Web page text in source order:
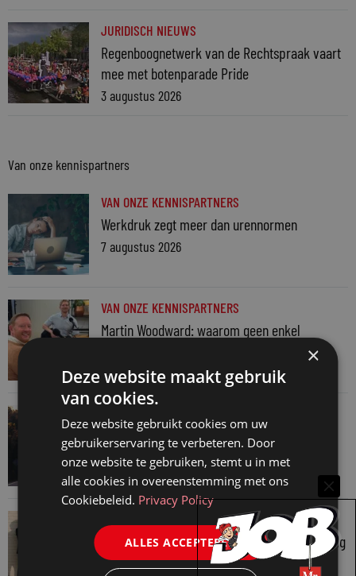
JURIDISCH NIEUWS
Regenboognetwerk van de Rechtspraak vaart
mee met botenparade Pride
3 augustus 2026
Van onze kennispartners
VAN ONZE KENNISPARTNERS
Werkdruk zegt meer dan urennormen
7 augustus 2026
VAN ONZE KENNISPARTNERS
Martin Woodward: waarom geen enkel
advocatenkantoor hetzelfde kan blijven
4 augustus 2026
Waarom standaard carrièrepaden talent
kosten
31 juli 2026
VAN ONZE KENNISPARTNERS
Je hebt maar 1% van je jaarlijkse omzet nodig
30 juli 2026
×
Deze website maakt gebruik
van cookies.
Deze website gebruikt cookies om uw
gebruikerservaring te verbeteren. Door
onze website te gebruiken, stemt u in met
alle cookies in overeenstemming met ons
Cookiebeleid. Privacy Policy
ALLES ACCEPTEREN